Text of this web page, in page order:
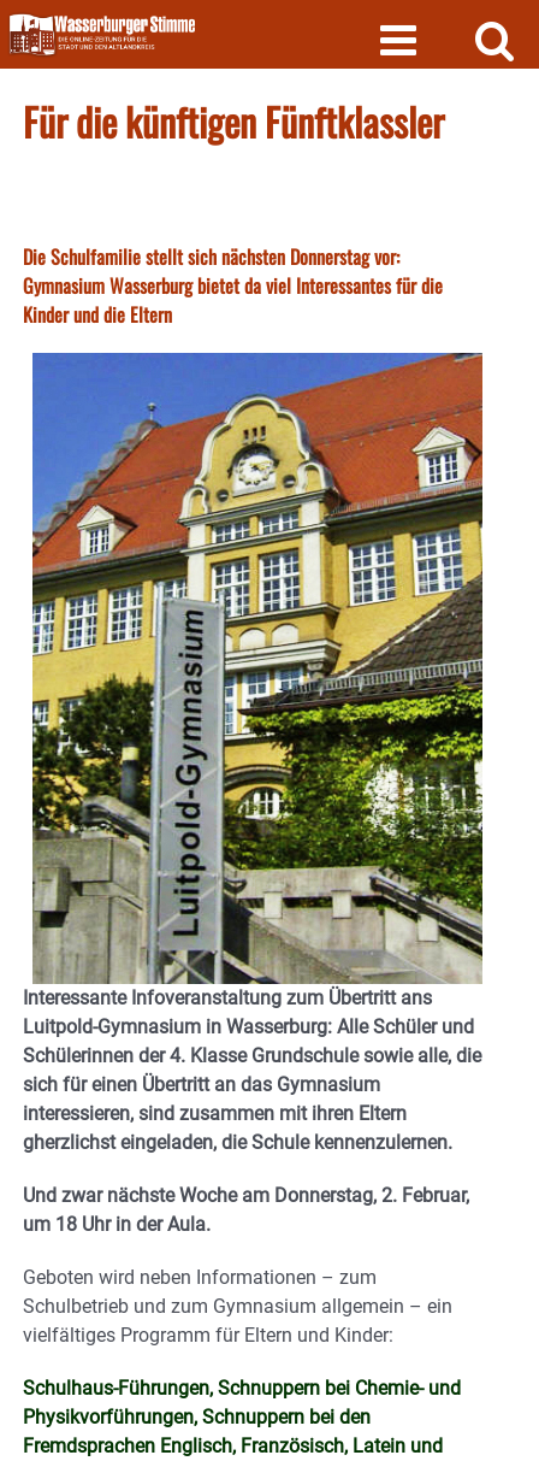
Skip
to
content
Für die künftigen Fünftklassler
Die Schulfamilie stellt sich nächsten Donnerstag vor:
Gymnasium Wasserburg bietet da viel Interessantes für die
Kinder und die Eltern
Interessante Infoveranstaltung zum Übertritt ans
Luitpold-Gymnasium in Wasserburg: Alle Schüler und
Schülerinnen der 4. Klasse Grundschule sowie alle, die
sich für einen Übertritt an das Gymnasium
interessieren, sind zusammen mit ihren Eltern
gherzlichst eingeladen, die Schule kennenzulernen.
Und zwar nächste Woche am Donnerstag, 2. Februar,
um 18 Uhr in der Aula.
Geboten wird neben Informationen – zum
Schulbetrieb und zum Gymnasium allgemein – ein
vielfältiges Programm für Eltern und Kinder:
Schulhaus-Führungen, Schnuppern bei Chemie- und
Physikvorführungen, Schnuppern bei den
Fremdsprachen Englisch, Französisch, Latein und